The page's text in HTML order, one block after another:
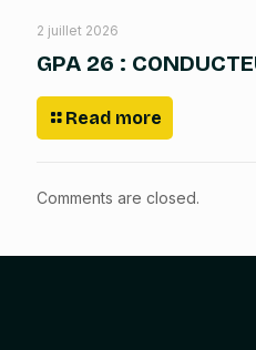
2 juillet 2026
GPA 26 :
Read more
Comments are closed.